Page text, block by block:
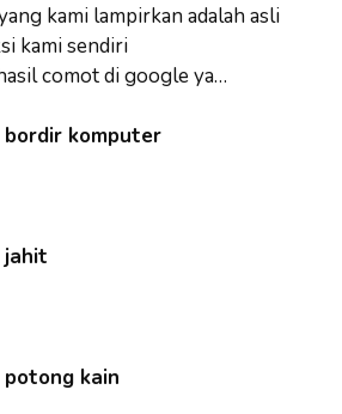
kami lampirkan adalah asli
kami sendiri
comot di google ya…
komputer
kain